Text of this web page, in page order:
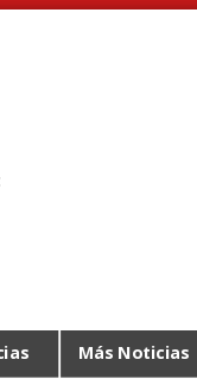
Más Noticias